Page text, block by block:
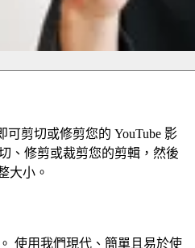
剪切或修剪您的 YouTube 影
、修剪或裁剪您的剪輯，然後
大小。
使用我們現代、簡單且易於使